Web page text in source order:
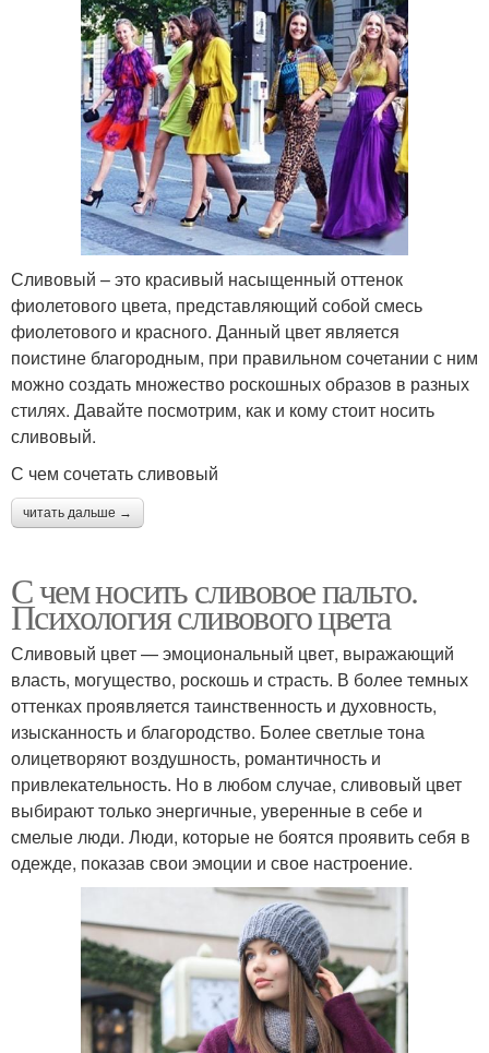
Сливовый – это красивый насыщенный оттенок
фиолетового цвета, представляющий собой смесь
фиолетового и красного. Данный цвет является
поистине благородным, при правильном сочетании с ним
можно создать множество роскошных образов в разных
стилях. Давайте посмотрим, как и кому стоит носить
сливовый.
С чем сочетать сливовый
читать дальше →
С чем носить сливовое пальто.
Психология сливового цвета
Сливовый цвет — эмоциональный цвет, выражающий
власть, могущество, роскошь и страсть. В более темных
оттенках проявляется таинственность и духовность,
изысканность и благородство. Более светлые тона
олицетворяют воздушность, романтичность и
привлекательность. Но в любом случае, сливовый цвет
выбирают только энергичные, уверенные в себе и
смелые люди. Люди, которые не боятся проявить себя в
одежде, показав свои эмоции и свое настроение.